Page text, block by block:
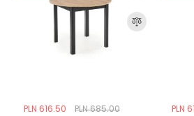
PLN 685.00
PLN 616.50
PLN